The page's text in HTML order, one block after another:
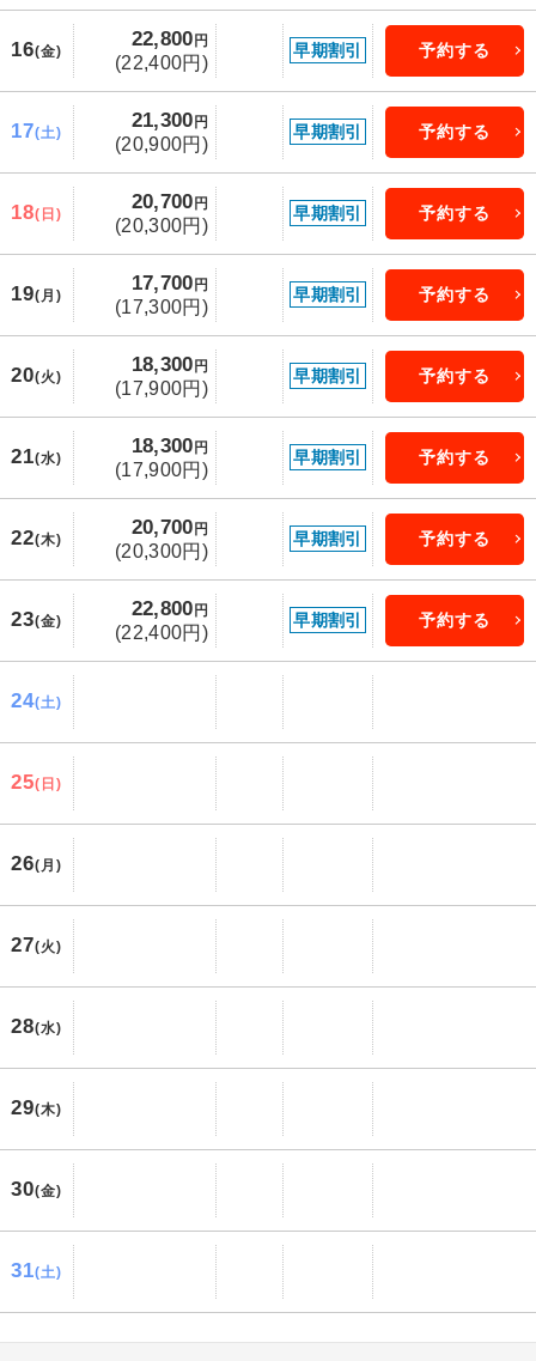
16(金)
22,800 円
(22,400円)
早期割引 予約する
17(土)
21,300 円
(20,900円)
早期割引 予約する
18(日)
20,700 円
(20,300円)
早期割引 予約する
19(月)
17,700 円
(17,300円)
早期割引 予約する
20(火)
18,300 円
(17,900円)
早期割引 予約する
21(水)
18,300 円
(17,900円)
早期割引 予約する
22(木)
20,700 円
(20,300円)
早期割引 予約する
23(金)
22,800 円
(22,400円)
早期割引 予約する
24(土)
25(日)
26(月)
27(火)
28(水)
29(木)
30(金)
31(土)